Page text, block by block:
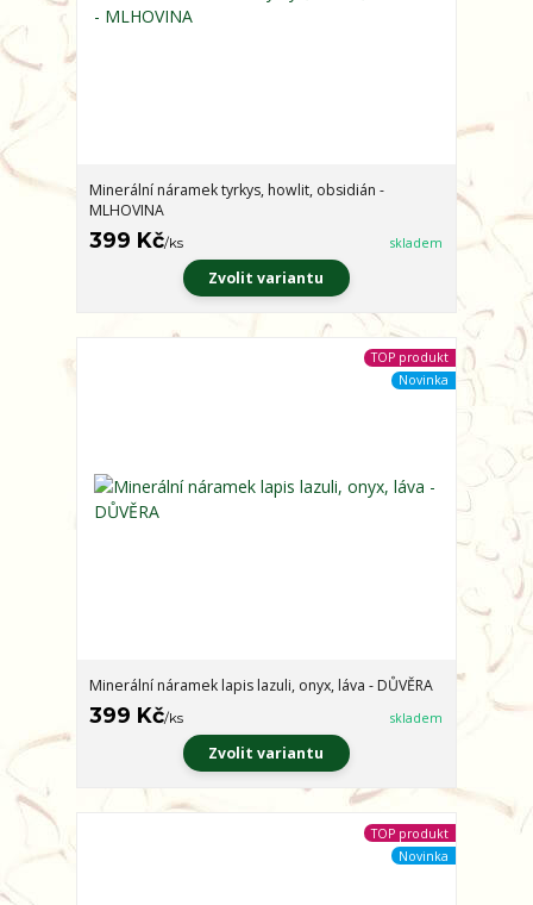
Minerální náramek tyrkys, howlit, obsidián -
MLHOVINA
399 Kč/ks skladem
Zvolit variantu
TOP produkt
Novinka
Minerální náramek lapis lazuli, onyx, láva - DŮVĚRA
399 Kč/ks skladem
Zvolit variantu
TOP produkt
Novinka